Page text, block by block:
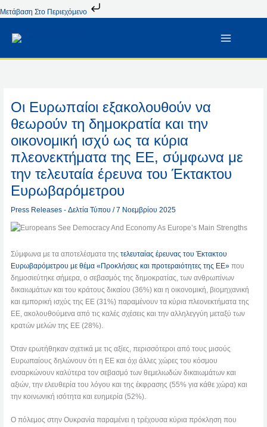
Μετάβαση Στο Περιεχόμενο
Στο
Οι Ευρωπαίοι εξακολουθούν να
θεωρούν τη δημοκρατία και την
οικονομική ισχύ ως τα κύρια
πλεονεκτήματα της ΕΕ, σύμφωνα με
την τελευταία έρευνα του Έκτακτου
Ευρωβαρόμετρου
Press Releases - Δελτία Τύπου /7 Νοεμβρίου 2025
Σύμφωνα με τα αποτελέσματα τηςτελευταίας έρευνας του Έκτακτου
Ευρωβαρόμετρου με θέμα «Προκλήσεις και προτεραιότητες της ΕΕ» που
δημοσιεύτηκε σήμερα, ο σεβασμός της δημοκρατίας, των ανθρωπίνων
δικαιωμάτων και του κράτους δικαίου (36%) και η οικονομική, βιομηχανική
και εμπορική ισχύς της ΕΕ (31%) παραμένουν τα κύρια πλεονεκτήματα της
ΕΕ, ακολουθούμενα από τις καλές σχέσεις και την αλληλεγγύη μεταξύ των
κρατών μελών της ΕΕ (28%).
Όταν ερωτήθηκαν σχετικά με τις αξίες, περισσότεροι από τους μισούς
Ευρωπαίους δηλώνουν ότι η ΕΕ και όχι άλλες χώρες του κόσμου
ενσαρκώνουν καλύτερα τον σεβασμό των θεμελιωδών δικαιωμάτων και
αξιών, την ελευθερία του λόγου και της έκφρασης (55% για κάθε χώρα) και
την κοινωνική ισότητα και ευημερία (52%).
Ο πόλεμος στην Ουκρανία παραμένει η τρέχουσα κύρια πρόκληση που